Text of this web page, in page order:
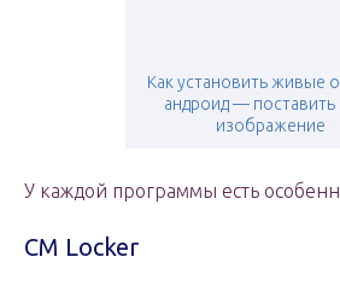
Как установить живые
андроид — поставить
изображение
У каждой программы есть
CM Locker